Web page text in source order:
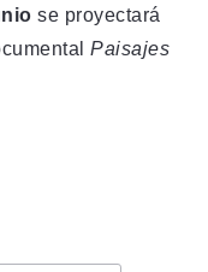
se proyectará
Paisajes